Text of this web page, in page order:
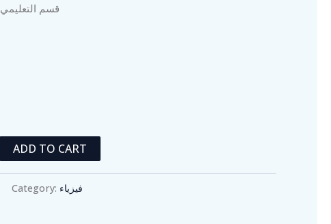
قسم التعليمي
ADD TO CART
Category: فيزياء